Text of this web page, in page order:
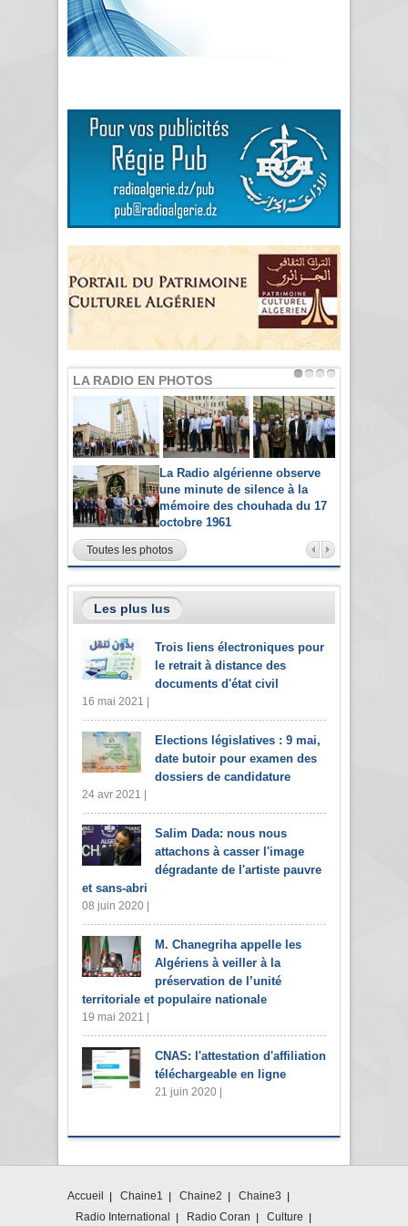
LA RADIO EN PHOTOS
La Radio algérienne observe
une minute de silence à la
mémoire des chouhada du 17
octobre 1961
Toutes les photos
Les plus lus
Trois liens électroniques pour
le retrait à distance des
documents d'état civil
16 mai 2021 |
Elections législatives : 9 mai,
date butoir pour examen des
dossiers de candidature
24 avr 2021 |
Salim Dada: nous nous
attachons à casser l'image
dégradante de l'artiste pauvre
et sans-abri
08 juin 2020 |
M. Chanegriha appelle les
Algériens à veiller à la
préservation de l’unité
territoriale et populaire nationale
19 mai 2021 |
CNAS: l'attestation d'affiliation
téléchargeable en ligne
21 juin 2020 |
Accueil Chaine1 Chaine2
Chaine3
Radio International
Radio Coran Culture